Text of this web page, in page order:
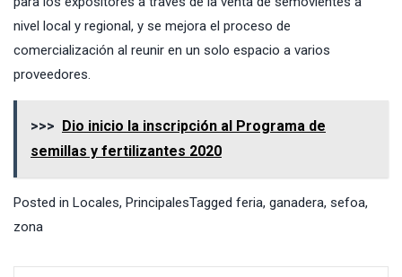
nivel local y regional, y se mejora el proceso de
comercialización al reunir en un solo espacio a varios
proveedores.
>>>
Dio inicio la inscripción al Programa de
semillas y fertilizantes 2020
Posted in Locales, PrincipalesTagged feria, ganadera, sefoa,
zona